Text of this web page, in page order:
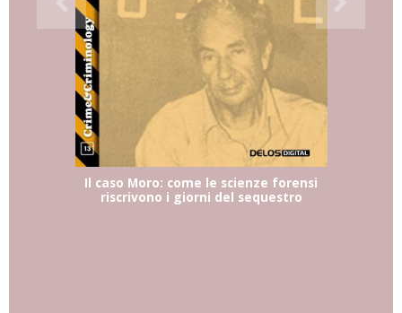
Il caso Moro: come le scienze forensi
riscrivono i giorni del sequestro